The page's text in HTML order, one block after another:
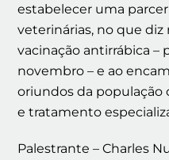
estabelecer uma
veterinárias, no que
vacinação antirrábica –
novembro – e ao
oriundos da
e tratamento
Palestrante – Charles